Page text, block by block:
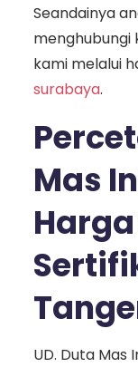
Seandainya
menghubungi
kami melalui
surabaya.
Mas
UD. Duta Mas